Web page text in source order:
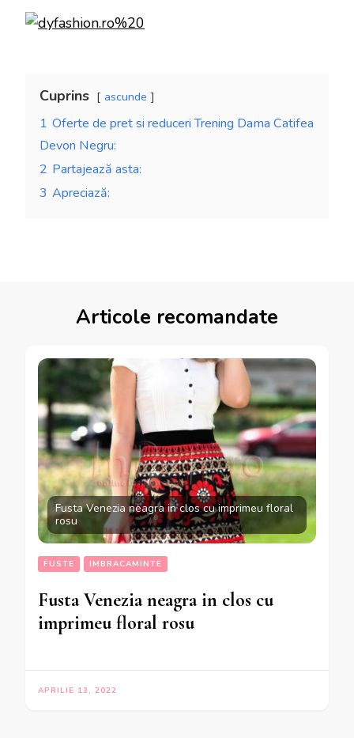
Cuprins ascunde
1 Oferte de pret si reduceri Trening Dama Catifea
Devon Negru:
2 Partajează asta:
3 Apreciază:
Articole recomandate
Fusta Venezia neagra in clos cu imprimeu floral
rosu
FUSTE IMBRACAMINTE
Fusta Venezia neagra in clos cu
imprimeu floral rosu
APRILIE 13, 2022